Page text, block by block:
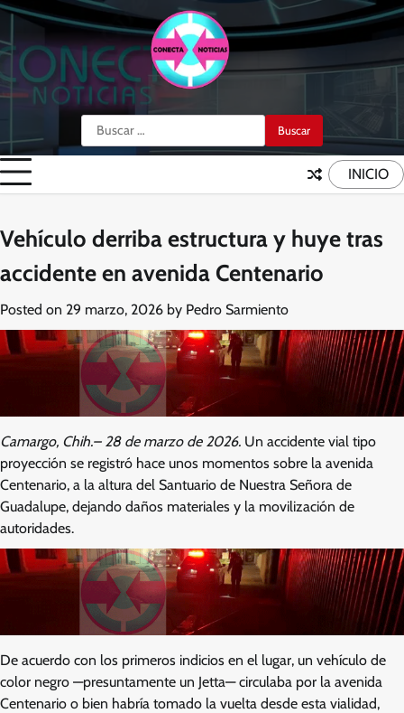
Skip
content
Buscar:
INICIO
Vehículo derriba estructura y huye tras
accidente en avenida Centenario
Posted on 29 marzo, 2026 by Pedro Sarmiento
Camargo, Chih.– 28 de marzo de 2026. Un accidente vial tipo
proyección se registró hace unos momentos sobre la avenida
Centenario, a la altura del Santuario de Nuestra Señora de
Guadalupe, dejando daños materiales y la movilización de
autoridades.
De acuerdo con los primeros indicios en el lugar, un vehículo de
color negro —presuntamente un Jetta— circulaba por la avenida
Centenario o bien habría tomado la vuelta desde esta vialidad,